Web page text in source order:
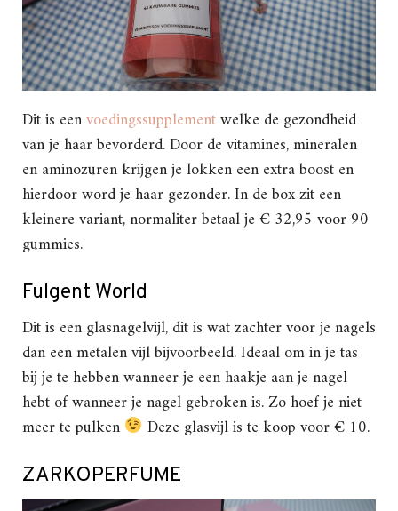
Dit is eenvoedingssupplementwelke de gezondheid
van je haar bevorderd. Door de vitamines, mineralen
en aminozuren krijgen je lokken een extra boost en
hierdoor word je haar gezonder. In de box zit een
kleinere variant, normaliter betaal je € 32,95 voor 90
gummies.
Fulgent World
Dit is een glasnagelvijl, dit is wat zachter voor je nagels
dan een metalen vijl bijvoorbeeld. Ideaal om in je tas
bij je te hebben wanneer je een haakje aan je nagel
hebt of wanneer je nagel gebroken is. Zo hoef je niet
meer te pulken
Deze glasvijl is te koop voor € 10.
ZARKOPERFUME